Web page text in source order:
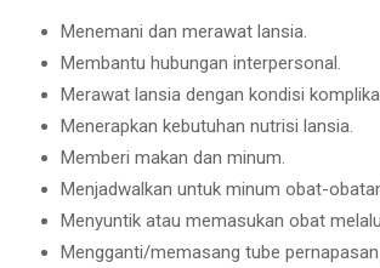
Menemani dan merawat lansia.
Membantu hubungan interpersonal.
Merawat lansia dengan kondisi
Menerapkan kebutuhan nutrisi lansia.
Memberi makan dan minum.
Menjadwalkan untuk minum obat-
Menyuntik atau memasukan obat
Mengganti/memasang tube